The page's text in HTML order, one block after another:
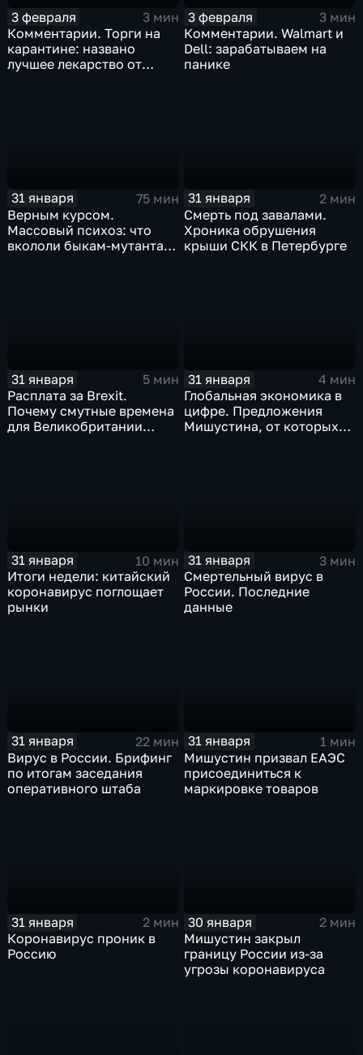
3 февраля
3 мин
Комментарии. Торги на
карантине: названо
лучшее лекарство от
3 февраля
3 мин
Комментарии. Walmart и
Dell: зарабатываем на
панике
31 января
75 мин
Верным курсом.
Массовый психоз: что
вкололи быкам-мутантам,
31 января
2 мин
Смерть под завалами.
Хроника обрушения
крыши СКК в Петербурге
31 января
5 мин
Расплата за Brexit.
Почему смутные времена
для Великобритании
31 января
4 мин
Глобальная экономика в
цифре. Предложения
Мишустина, от которых
31 января
10 мин
Итоги недели: китайский
коронавирус поглощает
рынки
31 января
3 мин
Смертельный вирус в
России. Последние
данные
31 января
22 мин
Вирус в России. Брифинг
по итогам заседания
оперативного штаба
31 января
1 мин
Мишустин призвал ЕАЭС
присоединиться к
маркировке товаров
31 января
2 мин
Коронавирус проник в
Россию
30 января
2 мин
Мишустин закрыл
границу России из-за
угрозы коронавируса